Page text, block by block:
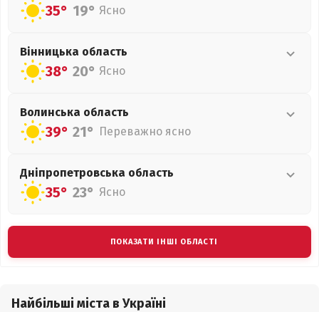
35° 19° Ясно
Вінницька область
38° 20° Ясно
Волинська область
39° 21° Переважно ясно
Дніпропетровська область
35° 23° Ясно
ПОКАЗАТИ ІНШІ ОБЛАСТІ
Найбільші міста в Україні